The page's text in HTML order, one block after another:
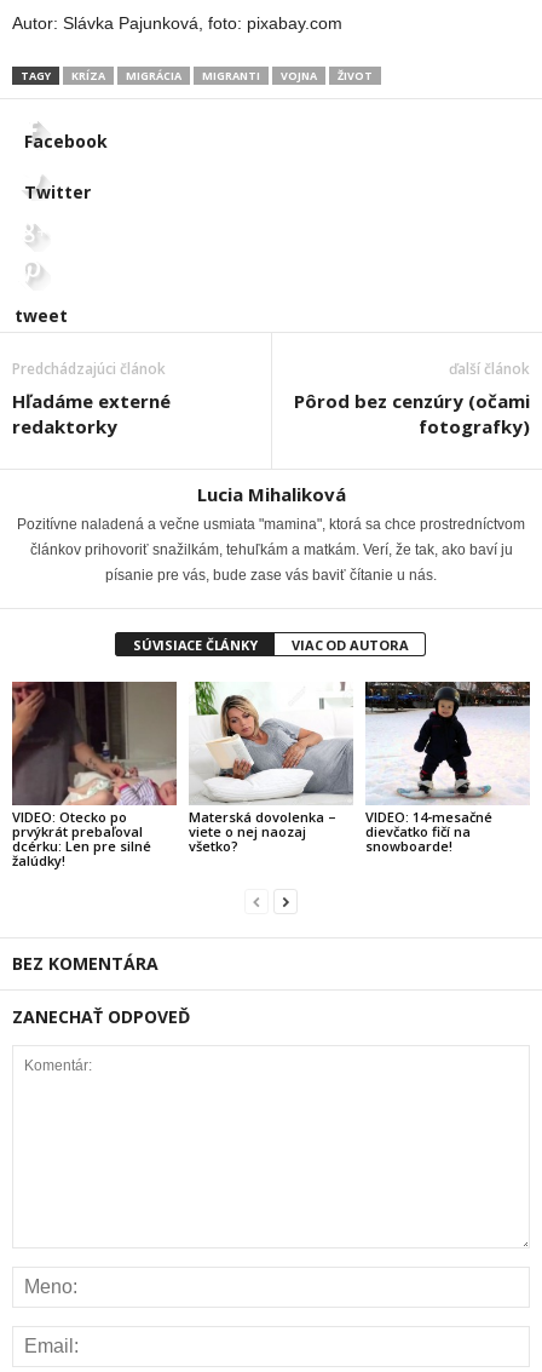
Autor: Slávka Pajunková, foto: pixabay.com
TAGY KRÍZA MIGRÁCIA MIGRANTI VOJNA ŽIVOT
Facebook
Twitter
tweet
Predchádzajúci článok
Hľadáme externé
redaktorky
ďalší článok
Pôrod bez cenzúry (očami
fotografky)
Lucia Mihaliková
Pozitívne naladená a večne usmiata "mamina", ktorá sa chce prostredníctvom
článkov prihovoriť snažilkám, tehuľkám a matkám. Verí, že tak, ako baví ju
písanie pre vás, bude zase vás baviť čítanie u nás.
SÚVISIACE ČLÁNKY VIAC OD AUTORA
VIDEO: Otecko po
prvýkrát prebaľoval
dcérku: Len pre silné
žalúdky!
Materská dovolenka –
viete o nej naozaj
všetko?
VIDEO: 14-mesačné
dievčatko fičí na
snowboarde!
BEZ KOMENTÁRA
ZANECHAŤ ODPOVEĎ